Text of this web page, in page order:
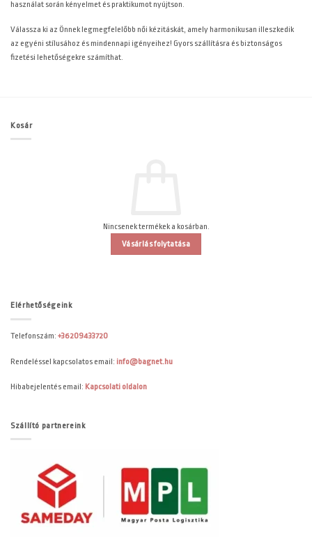
használat során kényelmet és praktikumot nyújtson.
Válassza ki az Önnek legmegfelelőbb női kézitáskát, amely harmonikusan illeszkedik
az egyéni stílusához és mindennapi igényeihez! Gyors szállításra és biztonságos
fizetési lehetőségekre számíthat.
Kosár
Nincsenek termékek a kosárban.
Vásárlás folytatása
Elérhetőségeink
Telefonszám: +36209433720
Rendeléssel kapcsolatos email: info@bagnet.hu
Hibabejelentés email: Kapcsolati oldalon
Szállító partnereink